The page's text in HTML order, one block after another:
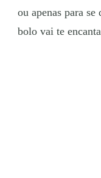
ou apenas para
bolo vai te